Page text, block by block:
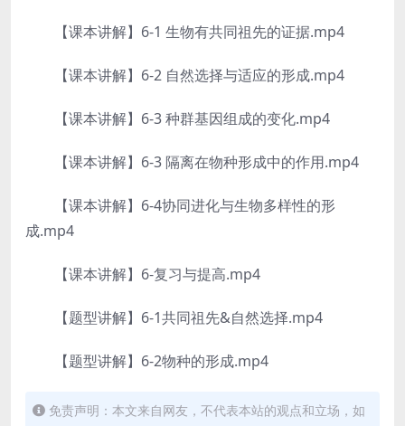
【课本讲解】6-1 生物有共同祖先的证据.mp4
【课本讲解】6-2 自然选择与适应的形成.mp4
【课本讲解】6-3 种群基因组成的变化.mp4
【课本讲解】6-3 隔离在物种形成中的作用.mp4
【课本讲解】6-4协同进化与生物多样性的形
成.mp4
【课本讲解】6-复习与提高.mp4
【题型讲解】6-1共同祖先&自然选择.mp4
【题型讲解】6-2物种的形成.mp4
免责声明：本文来自网友，不代表本站的观点和立场，如